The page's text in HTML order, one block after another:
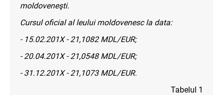
moldoveneşti.
Cursul oficial al leului moldovenesc la data:
- 15.02.201X - 21,1082 MDL/EUR;
- 20.04.201X - 21,0548 MDL/EUR;
- 31.12.201X - 21,1073 MDL/EUR.
Tabelul 1